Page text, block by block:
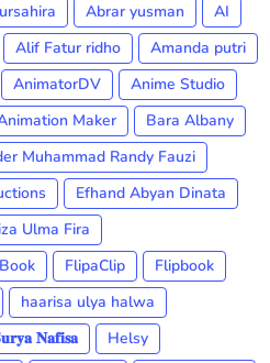
Abrar yusman
AI
Alif Fatur ridho
Amanda putri
AnimatorDV
Anime Studio
Maker
Bara Albany
Muhammad Randy Fauzi
Efhand Abyan Dinata
Ulma Fira
FlipaClip
Flipbook
haarisa ulya halwa
𝐍𝐚𝐟𝐢𝐬𝐚
Helsy